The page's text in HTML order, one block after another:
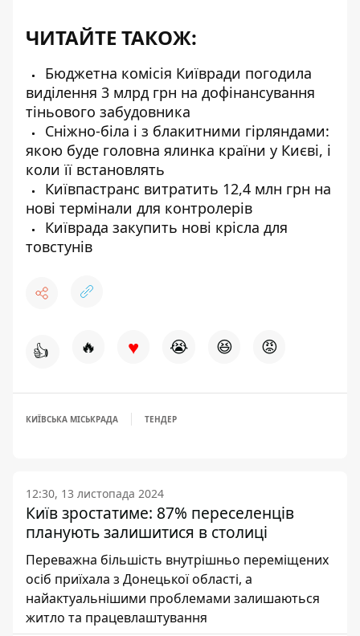
ЧИТАЙТЕ ТАКОЖ:
Бюджетна комісія Київради погодила
виділення 3 млрд грн на дофінансування
тіньового забудовника
Сніжно-біла і з блакитними гірляндами:
якою буде головна ялинка країни у Києві, і
коли її встановлять
Київпастранс витратить 12,4 млн грн на
нові термінали для контролерів
Київрада закупить нові крісла для
товстунів
👍 🔥 ♥ 😭 😆 😡
КИЇВСЬКА МІСЬКРАДА ТЕНДЕР
12:30, 13 листопада 2024
Київ зростатиме: 87% переселенців
планують залишитися в столиці
Переважна більшість внутрішньо переміщених
осіб приїхала з Донецької області, а
найактуальнішими проблемами залишаються
житло та працевлаштування